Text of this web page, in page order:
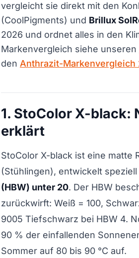
vergleicht sie direkt mit den
(CoolPigments) und Brillux
2026 und ordnet alles in den
Markenvergleich siehe unseren
den Anthrazit-Markenvergleich
1. StoColor X-black:
erklärt
StoColor X-black ist eine matte
(Stühlingen), entwickelt
(HBW) unter 20. Der HBW
zurückwirft: Weiß = 100,
9005 Tiefschwarz bei HBW 4.
90 % der einfallenden
Sommer auf 80 bis 90 °C auf.